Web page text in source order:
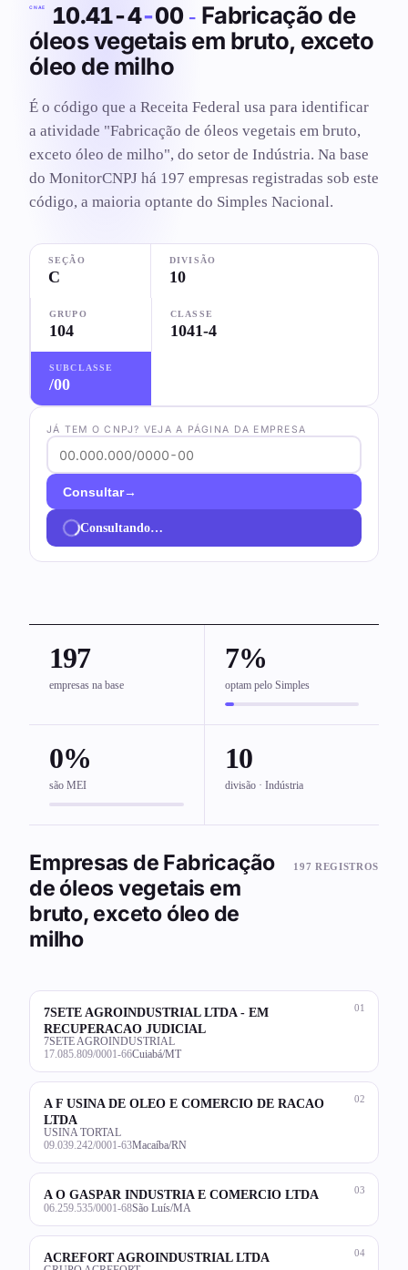
CNAE 10.41-4-00- Fabricação de
óleos vegetais em bruto, exceto
óleo de milho
É o código que a Receita Federal usa para identificar
a atividade "Fabricação de óleos vegetais em bruto,
exceto óleo de milho", do setor de Indústria. Na base
do MonitorCNPJ há 197 empresas registradas sob este
código, a maioria optante do Simples Nacional.
SEÇÃO
C
DIVISÃO
10
GRUPO
104
CLASSE
1041-4
SUBCLASSE
/00
JÁ TEM O CNPJ? VEJA A PÁGINA DA EMPRESA
Consultar→
Consultando…
197
empresas na base
7%
optam pelo Simples
0%
são MEI
10
divisão · Indústria
Empresas de Fabricação
de óleos vegetais em
bruto, exceto óleo de
milho
197 REGISTROS
01
7SETE AGROINDUSTRIAL LTDA - EM
RECUPERACAO JUDICIAL
7SETE AGROINDUSTRIAL
17.085.809/0001-66Cuiabá/MT
02
A F USINA DE OLEO E COMERCIO DE RACAO
LTDA
USINA TORTAL
09.039.242/0001-63Macaíba/RN
03
A O GASPAR INDUSTRIA E COMERCIO LTDA
06.259.535/0001-68São Luís/MA
04
ACREFORT AGROINDUSTRIAL LTDA